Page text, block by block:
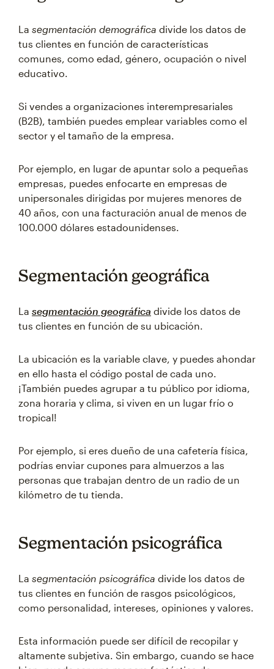
La segmentación demográfica divide los datos de
tus clientes en función de características
comunes, como edad, género, ocupación o nivel
educativo.
Si vendes a organizaciones interempresariales
(B2B), también puedes emplear variables como el
sector y el tamaño de la empresa.
Por ejemplo, en lugar de apuntar solo a pequeñas
empresas, puedes enfocarte en empresas de
unipersonales dirigidas por mujeres menores de
40 años, con una facturación anual de menos de
100.000 dólares estadounidenses.
Segmentación geográfica
La segmentación geográfica divide los datos de
tus clientes en función de su ubicación.
La ubicación es la variable clave, y puedes ahondar
en ello hasta el código postal de cada uno.
¡También puedes agrupar a tu público por idioma,
zona horaria y clima, si viven en un lugar frío o
tropical!
Por ejemplo, si eres dueño de una cafetería física,
podrías enviar cupones para almuerzos a las
personas que trabajan dentro de un radio de un
kilómetro de tu tienda.
Segmentación psicográfica
La segmentación psicográfica divide los datos de
tus clientes en función de rasgos psicológicos,
como personalidad, intereses, opiniones y valores.
Esta información puede ser difícil de recopilar y
altamente subjetiva. Sin embargo, cuando se hace